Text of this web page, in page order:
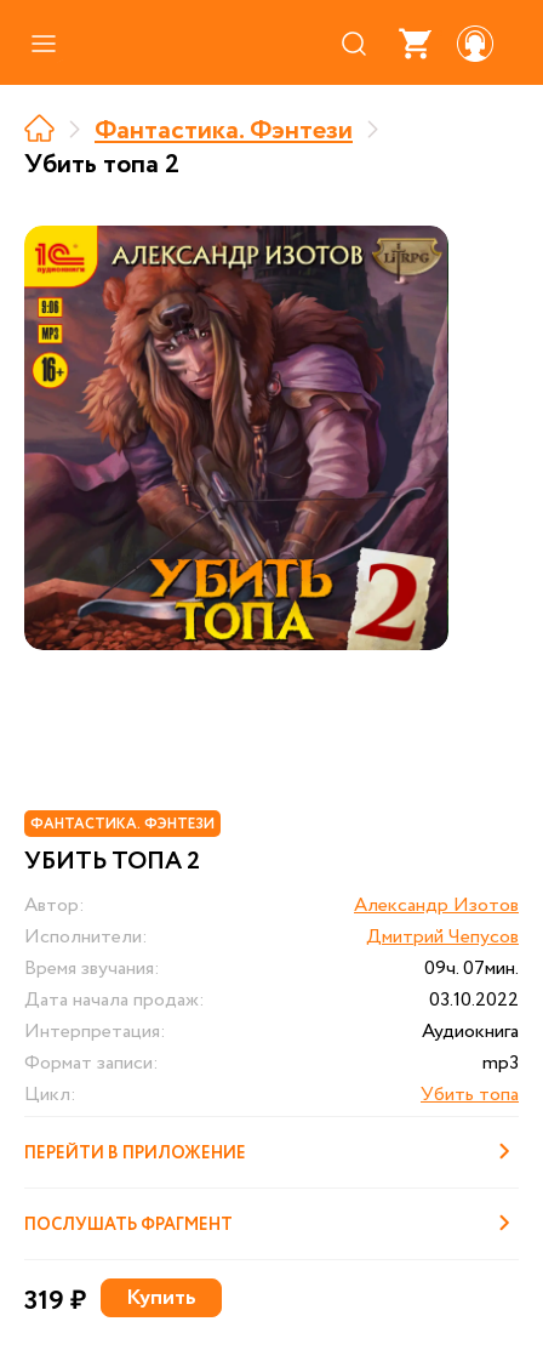
Где купить
О нас
Партнерам
Фантастика. Фэнтези
Убить топа 2
ФАНТАСТИКА. ФЭНТЕЗИ
УБИТЬ ТОПА 2
Автор:
Александр Изотов
Исполнители:
Дмитрий Чепусов
Время звучания:
09ч. 07мин.
Дата начала продаж:
03.10.2022
Интерпретация:
Аудиокнига
Формат записи:
mp3
Цикл:
Убить топа
ПЕРЕЙТИ В ПРИЛОЖЕНИЕ
ПОСЛУШАТЬ ФРАГМЕНТ
319 ₽ Купить